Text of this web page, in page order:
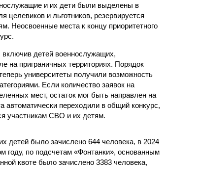
и их дети были выделены в
целевиков и льготников, резервируется
Неосвоенные места к концу приоритетного
детей военнослужащих,
на приграничных территориях. Порядок
университеты получили возможность
Если количество заявок на
мест, остаток мог быть направлен на
автоматически переходили в общий конкурс,
участникам СВО и их детям.
детей было зачислено 644 человека, в 2024
году, по подсчетам «Фонтанки», основанным
квоте было зачислено 3383 человека,